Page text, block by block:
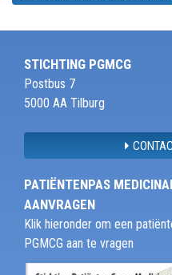
STICHTING PGMCG
Postbus 7
5000 AA Tilburg
PATIËNTENPAS
AANVRAGEN
Klik hieronder om een
PGMCG aan te vragen